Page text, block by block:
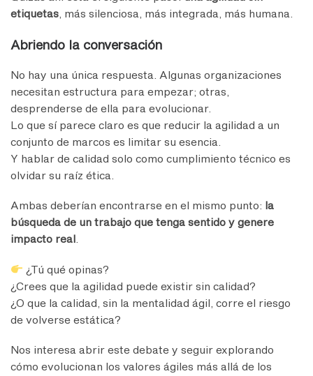
etiquetas , más silenciosa, más integrada, más humana.
Abriendo la conversación
No hay una única respuesta. Algunas organizaciones
necesitan estructura para empezar; otras,
desprenderse de ella para evolucionar.
Lo que sí parece claro es que reducir la agilidad a un
conjunto de marcos es limitar su esencia.
Y hablar de calidad solo como cumplimiento técnico es
olvidar su raíz ética.
Ambas deberían encontrarse en el mismo punto: la
búsqueda de un trabajo que tenga sentido y genere
impacto real
¿Tú qué opinas?
¿Crees que la agilidad puede existir sin calidad?
¿O que la calidad, sin la mentalidad ágil, corre el riesgo
de volverse estática?
Nos interesa abrir este debate y seguir explorando
cómo evolucionan los valores ágiles más allá de los